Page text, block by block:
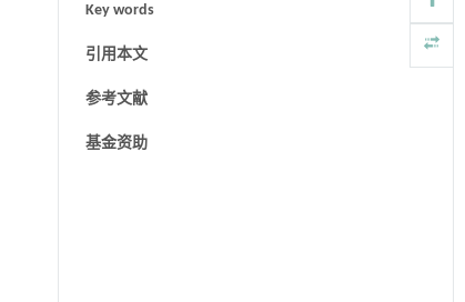
Key words
引用本文
参考文献
基金资助